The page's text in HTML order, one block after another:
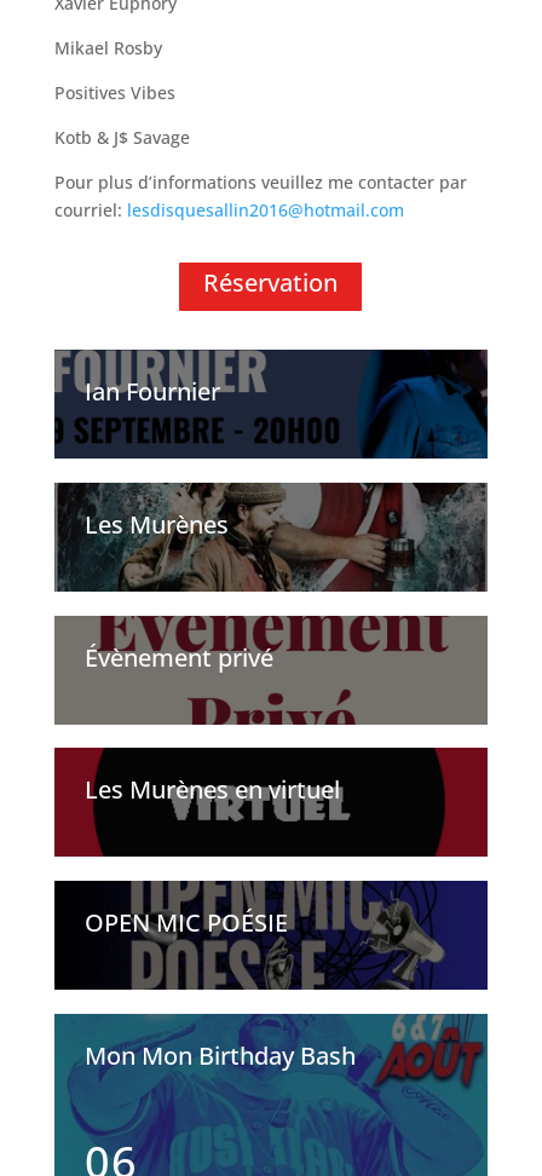
Mikael Rosby
Positives Vibes
Kotb & J$ Savage
Pour plus d’informations veuillez me contacter par
courriel: lesdisquesallin2016@hotmail.com
Réservation
Ian Fournier
Les Murènes
Évènement privé
Les Murènes en virtuel
OPEN MIC POÉSIE
Mon Mon Birthday Bash
06